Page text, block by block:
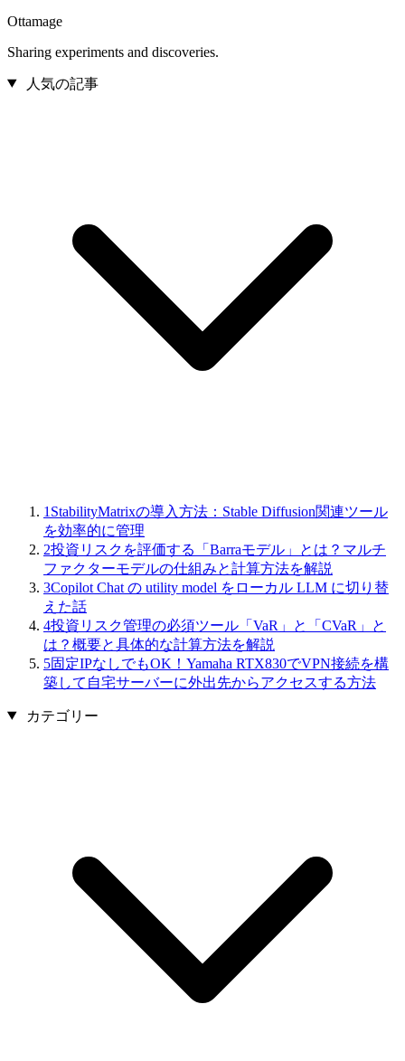
Ottamage
Sharing experiments and discoveries.
人気の記事
1 StabilityMatrixの導入方法：Stable Diffusion関連ツール
を効率的に管理
2投資リスクを評価する「Barraモデル」とは？マルチ
ファクターモデルの仕組みと計算方法を解説
3Copilot Chat の utility model をローカル LLM に切り替
えた話
4投資リスク管理の必須ツール「VaR」と「CVaR」と
は？概要と具体的な計算方法を解説
5固定IPなしでもOK！Yamaha RTX830でVPN接続を構
築して自宅サーバーに外出先からアクセスする方法
カテゴリー